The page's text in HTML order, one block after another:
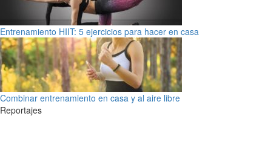
Entrenamiento HIIT: 5 ejercicios para hacer en casa
Combinar entrenamiento en casa y al aire libre
Reportajes